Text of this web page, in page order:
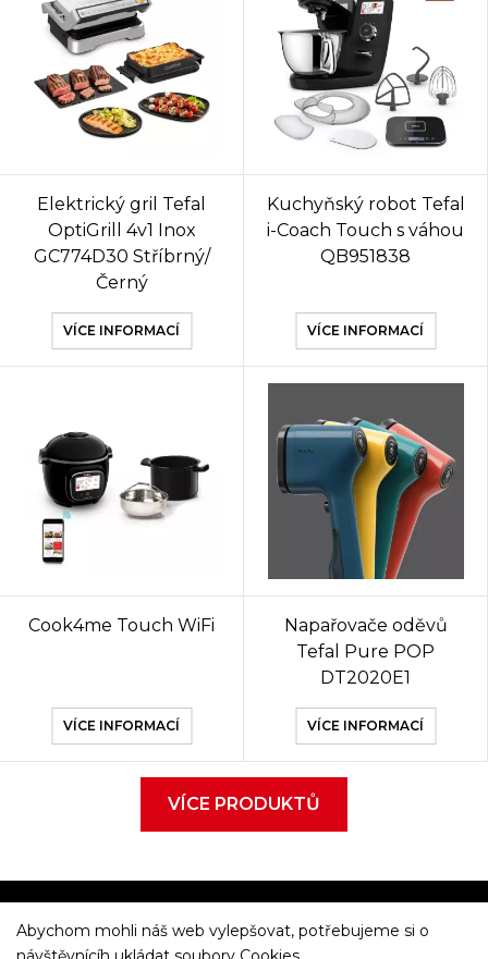
Elektrický gril Tefal
OptiGrill 4v1 Inox
GC774D30 Stříbrný/
Černý
VÍCE INFORMACÍ
Kuchyňský robot Tefal
i-Coach Touch s váhou
QB951838
VÍCE INFORMACÍ
Cook4me Touch WiFi
VÍCE INFORMACÍ
Napařovače oděvů
Tefal Pure POP
DT2020E1
VÍCE INFORMACÍ
VÍCE PRODUKTŮ
Večeříme společně
Abychom mohli náš web vylepšovat, potřebujeme si o